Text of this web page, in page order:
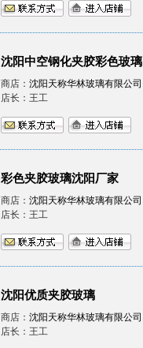
沈阳中空钢化夹胶彩色玻璃
商店： 沈阳天称华林玻璃有限公司
店长：王工
彩色夹胶玻璃沈阳厂家
商店： 沈阳天称华林玻璃有限公司
店长：王工
沈阳优质夹胶玻璃
商店： 沈阳天称华林玻璃有限公司
店长：王工